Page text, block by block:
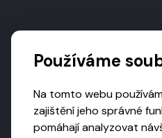
Používáme
Na tomto webu
zajištění jeho správné
pomáhají analyzovat